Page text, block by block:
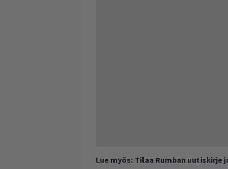
Lue myös: Tilaa Rumban uutiskirje